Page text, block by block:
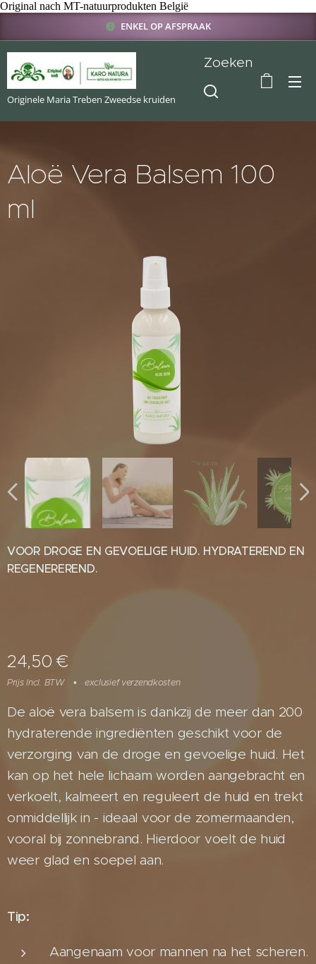
Original nach MT-natuurprodukten België
ENKEL OP AFSPRAAK
Originele Maria Treben Zweedse kruiden
Zoeken
Aloë Vera Balsem 100
ml
VOOR DROGE EN GEVOELIGE HUID. HYDRATEREND EN
REGENEREREND.
24,50 €
Prijs Incl. BTW exclusief verzendkosten
De aloë vera balsem is dankzij de meer dan 200
hydraterende ingrediënten geschikt voor de
verzorging van de droge en gevoelige huid. Het
kan op het hele lichaam worden aangebracht en
verkoelt, kalmeert en reguleert de huid en trekt
onmiddellijk in - ideaal voor de zomermaanden,
vooral bij zonnebrand. Hierdoor voelt de huid
weer glad en soepel aan.
Tip:
Aangenaam voor mannen na het scheren.